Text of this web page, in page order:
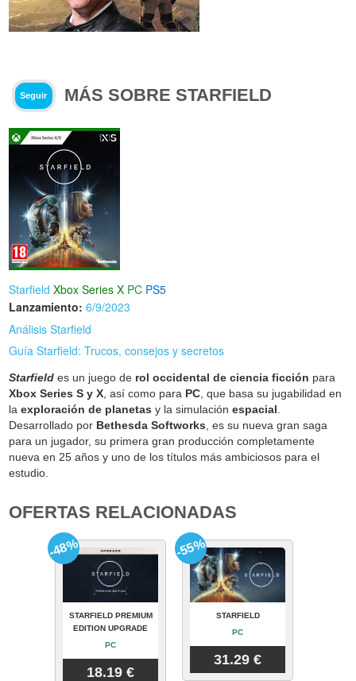
Seguir MÁS SOBRE STARFIELD
Starfield Xbox Series X PC PS5
Lanzamiento: 6/9/2023
Análisis Starfield
Guía Starfield: Trucos, consejos y secretos
Starfield es un juego de rol occidental de ciencia ficción para
Xbox Series S y X , así como para PC , que basa su jugabilidad en
laexploración de planetas y la simulaciónespacial
Desarrollado por Bethesda Softworks , es su nueva gran saga
para un jugador, su primera gran producción completamente
nueva en 25 años y uno de los títulos más ambiciosos para el
estudio.
OFERTAS RELACIONADAS
STARFIELD PREMIUM
EDITION UPGRADE
PC
18.19 €
-48%
STARFIELD
PC
31.29 €
-55%